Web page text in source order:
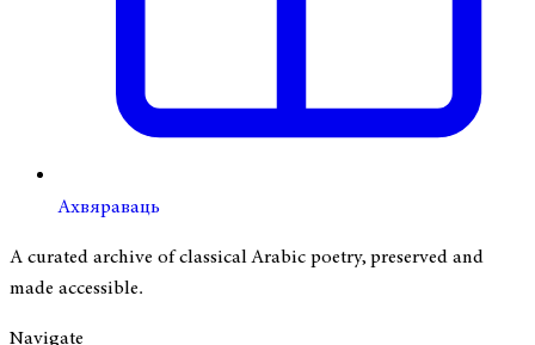
Ахвяраваць
A curated archive of classical Arabic poetry, preserved and
made accessible.
Navigate